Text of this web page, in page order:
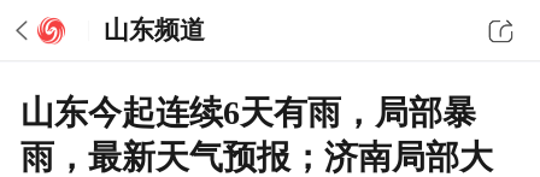
山东频道
山东今起连续6天有雨，局部暴
雨，最新天气预报；济南局部大